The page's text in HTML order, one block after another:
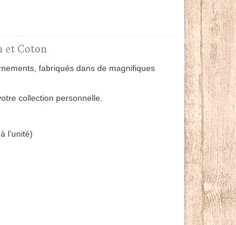
et Coton
fabriqués dans de magnifiques
collection personnelle.
l’unité)